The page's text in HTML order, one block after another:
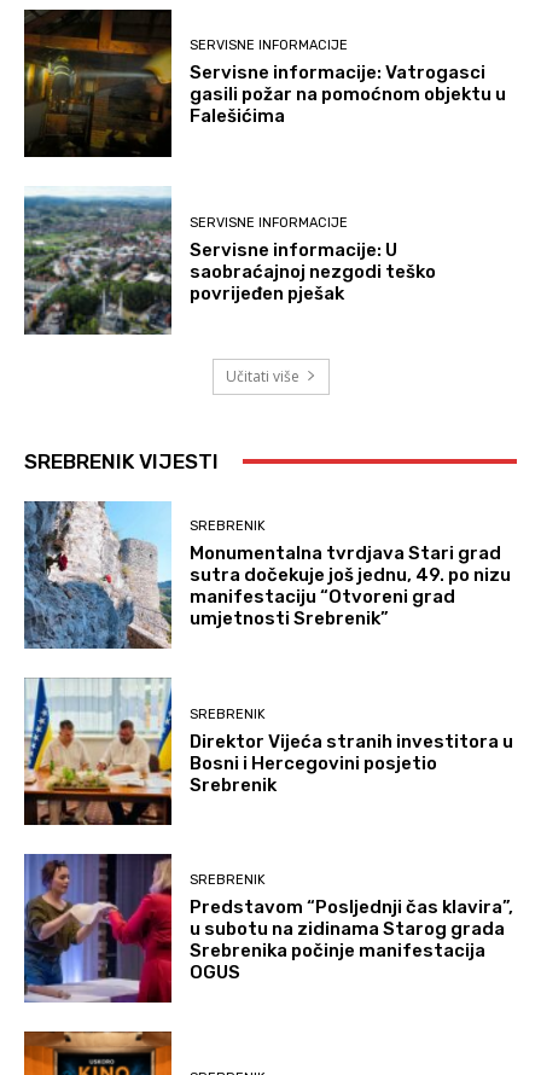
SERVISNE INFORMACIJE
Servisne informacije: Vatrogasci
gasili požar na pomoćnom objektu u
Falešićima
SERVISNE INFORMACIJE
Servisne informacije: U
saobraćajnoj nezgodi teško
povrijeđen pješak
Učitati više
SREBRENIK VIJESTI
SREBRENIK
Monumentalna tvrdjava Stari grad
sutra dočekuje još jednu, 49. po nizu
manifestaciju “Otvoreni grad
umjetnosti Srebrenik”
SREBRENIK
Direktor Vijeća stranih investitora u
Bosni i Hercegovini posjetio
Srebrenik
SREBRENIK
Predstavom “Posljednji čas klavira”,
u subotu na zidinama Starog grada
Srebrenika počinje manifestacija
OGUS